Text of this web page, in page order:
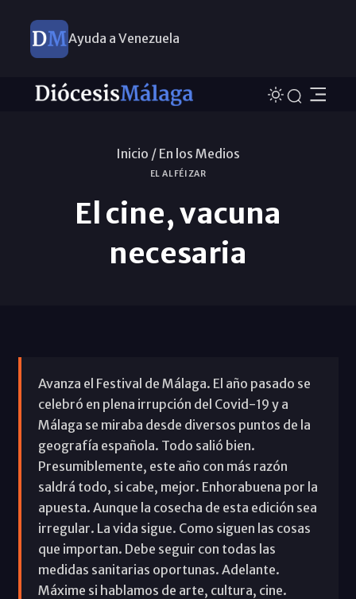
Ayuda a Venezuela
Inicio / En los Medios
EL ALFÉIZAR
El cine, vacuna
necesaria
Avanza el Festival de Málaga. El año pasado se
celebró en plena irrupción del Covid-19 y a
Málaga se miraba desde diversos puntos de la
geografía española. Todo salió bien.
Presumiblemente, este año con más razón
saldrá todo, si cabe, mejor. Enhorabuena por la
apuesta. Aunque la cosecha de esta edición sea
irregular. La vida sigue. Como siguen las cosas
que importan. Debe seguir con todas las
medidas sanitarias oportunas. Adelante.
Máxime si hablamos de arte, cultura, cine.